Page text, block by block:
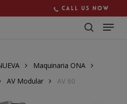
Call us now
Maquinaria ONA
AV Modular AV 60
Close